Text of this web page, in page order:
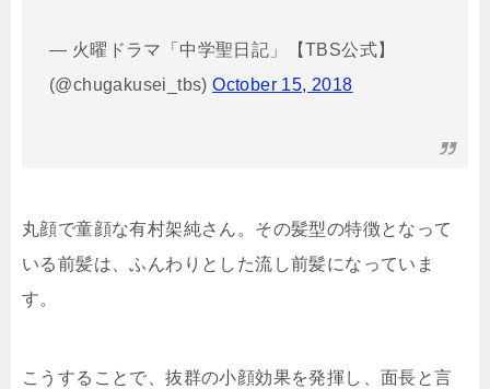
— 火曜ドラマ「中学聖日記」【TBS公式】
(@chugakusei_tbs)October 15, 2018
丸顔で童顔な有村架純さん。その髪型の特徴となって
いる前髪は、ふんわりとした流し前髪になっていま
す。
こうすることで、抜群の小顔効果を発揮し、面長と言